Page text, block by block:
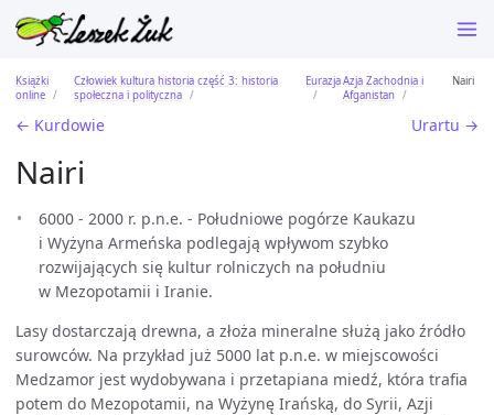
Książki
online
Człowiek kultura historia część 3: historia
społeczna i polityczna
EurazjaAzja Zachodnia i
Afganistan
Nairi
← Kurdowie Urartu →
Nairi
6000 - 2000 r. p.n.e. - Południowe pogórze Kaukazu
i Wyżyna Armeńska podlegają wpływom szybko
rozwijających się kultur rolniczych na południu
w Mezopotamii i Iranie.
Lasy dostarczają drewna, a złoża mineralne służą jako źródło
surowców. Na przykład już 5000 lat p.n.e. w miejscowości
Medzamor jest wydobywana i przetapiana miedź, która trafia
potem do Mezopotamii, na Wyżynę Irańską, do Syrii, Azji